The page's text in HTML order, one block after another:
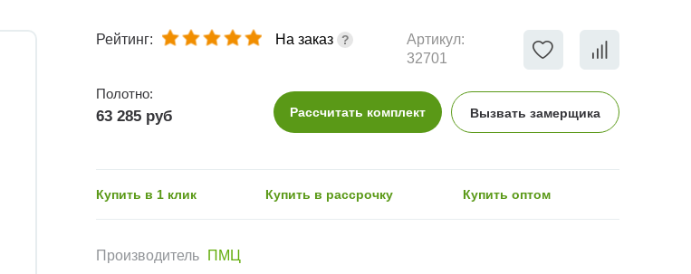
Рейтинг: На заказ
Артикул:
32701
Полотно:
63 285 руб Рассчитать комплект Вызвать замерщика
Купить в 1 клик Купить в рассрочку Купить оптом
Производитель
ПМЦ